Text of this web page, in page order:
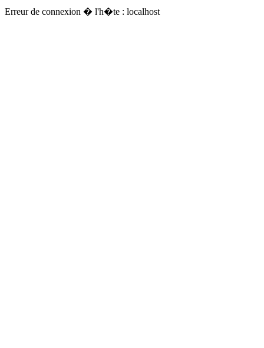
Erreur de connexion � l'h�te : localhost